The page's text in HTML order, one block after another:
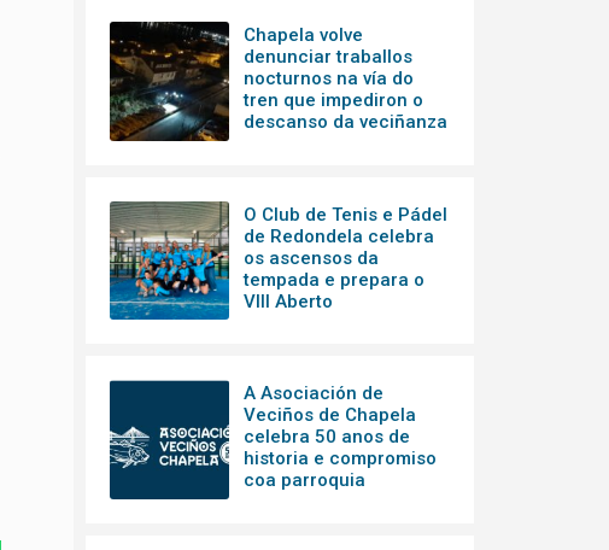
Chapela volve
denunciar traballos
nocturnos na vía do
tren que impediron o
descanso da veciñanza
O Club de Tenis e Pádel
de Redondela celebra
os ascensos da
tempada e prepara o
VIII Aberto
A Asociación de
Veciños de Chapela
celebra 50 anos de
historia e compromiso
coa parroquia